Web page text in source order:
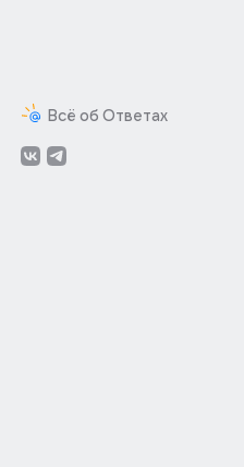
Всё об Ответах